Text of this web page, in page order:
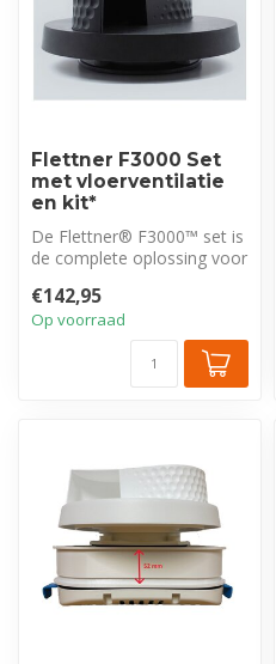
Flettner F3000 Set
met vloerventilatie
en kit*
De Flettner® F3000™ set is
de complete oplossing voor
€142,95
Op voorraad